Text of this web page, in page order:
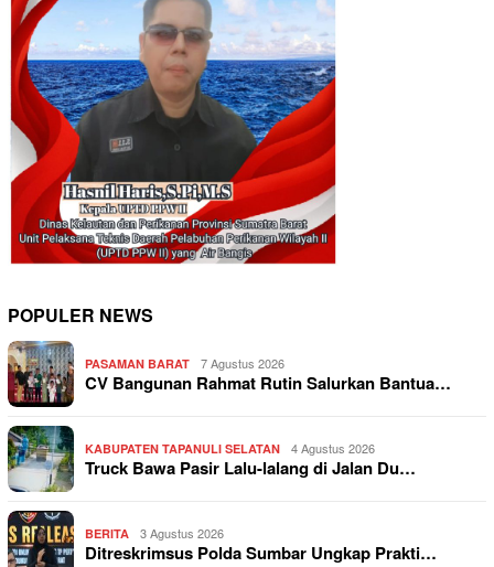
POPULER NEWS
PASAMAN BARAT 7 Agustus 2026
CV Bangunan Rahmat Rutin Salurkan Bantua…
KABUPATEN TAPANULI SELATAN 4 Agustus 2026
Truck Bawa Pasir Lalu-lalang di Jalan Du…
BERITA 3 Agustus 2026
Ditreskrimsus Polda Sumbar Ungkap Prakti…